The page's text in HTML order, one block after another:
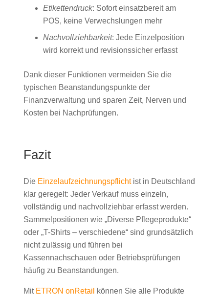
Etikettendruck: Sofort einsatzbereit am
POS, keine Verwechslungen mehr
Nachvollziehbarkeit: Jede Einzelposition
wird korrekt und revisionssicher erfasst
Dank dieser Funktionen vermeiden Sie die
typischen Beanstandungspunkte der
Finanzverwaltung und sparen Zeit, Nerven und
Kosten bei Nachprüfungen.
Fazit
Die Einzelaufzeichnungspflichtist in Deutschland
klar geregelt: Jeder Verkauf muss einzeln,
vollständig und nachvollziehbar erfasst werden.
Sammelpositionen wie „Diverse Pflegeprodukte“
oder „T-Shirts – verschiedene“ sind grundsätzlich
nicht zulässig und führen bei
Kassennachschauen oder Betriebsprüfungen
häufig zu Beanstandungen.
MitETRON onRetail
können Sie alle Produkte